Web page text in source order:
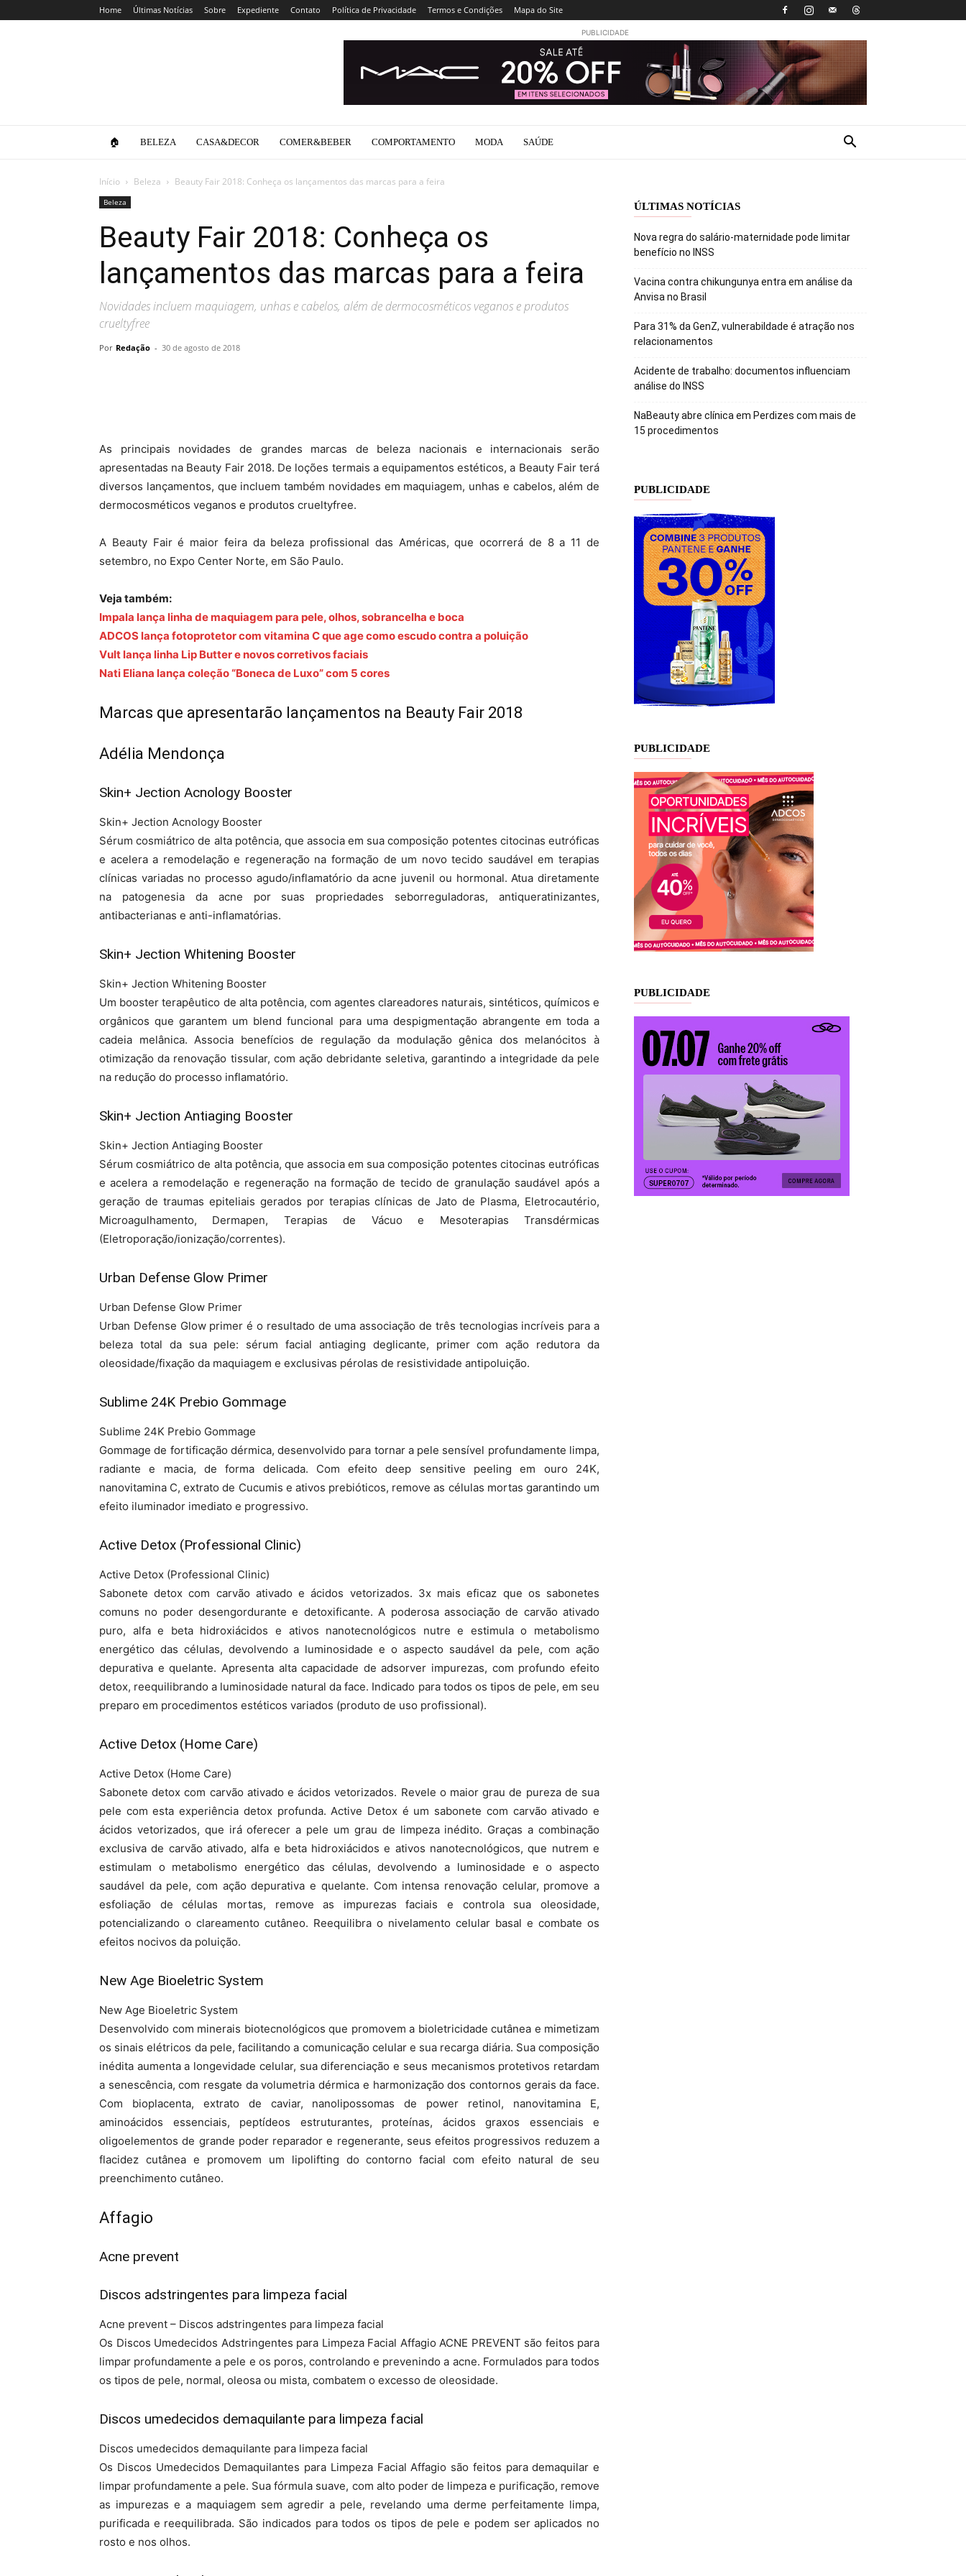
Home Últimas Notícias Sobre Expediente Contato Política de Privacidade Termos e Condições Mapa do Site
PUBLICIDADE
🏠 BELEZA CASA&DECOR COMER&BEBER COMPORTAMENTO MODA SAÚDE
Início Beleza Beauty Fair 2018: Conheça os lançamentos das marcas para a feira
Beleza
Beauty Fair 2018: Conheça os
lançamentos das marcas para a feira
Novidades incluem maquiagem, unhas e cabelos, além de dermocosméticos veganos e produtos
crueltyfree
Por Redação - 30 de agosto de 2018
As principais novidades de grandes marcas de beleza nacionais e internacionais serão
apresentadas na Beauty Fair 2018. De loções termais a equipamentos estéticos, a Beauty Fair terá
diversos lançamentos, que incluem também novidades em maquiagem, unhas e cabelos, além de
dermocosméticos veganos e produtos crueltyfree.
A Beauty Fair é maior feira da beleza profissional das Américas, que ocorrerá de 8 a 11 de
setembro, no Expo Center Norte, em São Paulo.
Veja também:
Impala lança linha de maquiagem para pele, olhos, sobrancelha e boca
ADCOS lança fotoprotetor com vitamina C que age como escudo contra a poluição
Vult lança linha Lip Butter e novos corretivos faciais
Nati Eliana lança coleção “Boneca de Luxo” com 5 cores
Marcas que apresentarão lançamentos na Beauty Fair 2018
Adélia Mendonça
Skin+ Jection Acnology Booster
Skin+ Jection Acnology Booster
Sérum cosmiátrico de alta potência, que associa em sua composição potentes citocinas eutróficas
e acelera a remodelação e regeneração na formação de um novo tecido saudável em terapias
clínicas variadas no processo agudo/inflamatório da acne juvenil ou hormonal. Atua diretamente
na patogenesia da acne por suas propriedades seborreguladoras, antiqueratinizantes,
antibacterianas e anti-inflamatórias.
Skin+ Jection Whitening Booster
Skin+ Jection Whitening Booster
Um booster terapêutico de alta potência, com agentes clareadores naturais, sintéticos, químicos e
orgânicos que garantem um blend funcional para uma despigmentação abrangente em toda a
cadeia melânica. Associa benefícios de regulação da modulação gênica dos melanócitos à
otimização da renovação tissular, com ação debridante seletiva, garantindo a integridade da pele
na redução do processo inflamatório.
Skin+ Jection Antiaging Booster
Skin+ Jection Antiaging Booster
Sérum cosmiátrico de alta potência, que associa em sua composição potentes citocinas eutróficas
e acelera a remodelação e regeneração na formação de tecido de granulação saudável após a
geração de traumas epiteliais gerados por terapias clínicas de Jato de Plasma, Eletrocautério,
Microagulhamento, Dermapen, Terapias de Vácuo e Mesoterapias Transdérmicas
(Eletroporação/ionização/correntes).
Urban Defense Glow Primer
Urban Defense Glow Primer
Urban Defense Glow primer é o resultado de uma associação de três tecnologias incríveis para a
beleza total da sua pele: sérum facial antiaging deglicante, primer com ação redutora da
oleosidade/fixação da maquiagem e exclusivas pérolas de resistividade antipoluição.
Sublime 24K Prebio Gommage
Sublime 24K Prebio Gommage
Gommage de fortificação dérmica, desenvolvido para tornar a pele sensível profundamente limpa,
radiante e macia, de forma delicada. Com efeito deep sensitive peeling em ouro 24K,
nanovitamina C, extrato de Cucumis e ativos prebióticos, remove as células mortas garantindo um
efeito iluminador imediato e progressivo.
Active Detox (Professional Clinic)
Active Detox (Professional Clinic)
Sabonete detox com carvão ativado e ácidos vetorizados. 3x mais eficaz que os sabonetes
comuns no poder desengordurante e detoxificante. A poderosa associação de carvão ativado
puro, alfa e beta hidroxiácidos e ativos nanotecnológicos nutre e estimula o metabolismo
energético das células, devolvendo a luminosidade e o aspecto saudável da pele, com ação
depurativa e quelante. Apresenta alta capacidade de adsorver impurezas, com profundo efeito
detox, reequilibrando a luminosidade natural da face. Indicado para todos os tipos de pele, em seu
preparo em procedimentos estéticos variados (produto de uso profissional).
Active Detox (Home Care)
Active Detox (Home Care)
Sabonete detox com carvão ativado e ácidos vetorizados. Revele o maior grau de pureza de sua
pele com esta experiência detox profunda. Active Detox é um sabonete com carvão ativado e
ácidos vetorizados, que irá oferecer a pele um grau de limpeza inédito. Graças a combinação
exclusiva de carvão ativado, alfa e beta hidroxiácidos e ativos nanotecnológicos, que nutrem e
estimulam o metabolismo energético das células, devolvendo a luminosidade e o aspecto
saudável da pele, com ação depurativa e quelante. Com intensa renovação celular, promove a
esfoliação de células mortas, remove as impurezas faciais e controla sua oleosidade,
potencializando o clareamento cutâneo. Reequilibra o nivelamento celular basal e combate os
efeitos nocivos da poluição.
New Age Bioeletric System
New Age Bioeletric System
Desenvolvido com minerais biotecnológicos que promovem a bioletricidade cutânea e mimetizam
os sinais elétricos da pele, facilitando a comunicação celular e sua recarga diária. Sua composição
inédita aumenta a longevidade celular, sua diferenciação e seus mecanismos protetivos retardam
a senescência, com resgate da volumetria dérmica e harmonização dos contornos gerais da face.
Com bioplacenta, extrato de caviar, nanolipossomas de power retinol, nanovitamina E,
aminoácidos essenciais, peptídeos estruturantes, proteínas, ácidos graxos essenciais e
oligoelementos de grande poder reparador e regenerante, seus efeitos progressivos reduzem a
flacidez cutânea e promovem um lipolifting do contorno facial com efeito natural de seu
preenchimento cutâneo.
Affagio
Acne prevent
Discos adstringentes para limpeza facial
Acne prevent – Discos adstringentes para limpeza facial
Os Discos Umedecidos Adstringentes para Limpeza Facial Affagio ACNE PREVENT são feitos para
limpar profundamente a pele e os poros, controlando e prevenindo a acne. Formulados para todos
os tipos de pele, normal, oleosa ou mista, combatem o excesso de oleosidade.
Discos umedecidos demaquilante para limpeza facial
Discos umedecidos demaquilante para limpeza facial
Os Discos Umedecidos Demaquilantes para Limpeza Facial Affagio são feitos para demaquilar e
limpar profundamente a pele. Sua fórmula suave, com alto poder de limpeza e purificação, remove
as impurezas e a maquiagem sem agredir a pele, revelando uma derme perfeitamente limpa,
purificada e reequilibrada. São indicados para todos os tipos de pele e podem ser aplicados no
rosto e nos olhos.
ÚLTIMAS NOTÍCIAS
Nova regra do salário-maternidade pode limitar
benefício no INSS
Vacina contra chikungunya entra em análise da
Anvisa no Brasil
Para 31% da GenZ, vulnerabildade é atração nos
relacionamentos
Acidente de trabalho: documentos influenciam
análise do INSS
NaBeauty abre clínica em Perdizes com mais de
15 procedimentos
PUBLICIDADE
PUBLICIDADE
PUBLICIDADE